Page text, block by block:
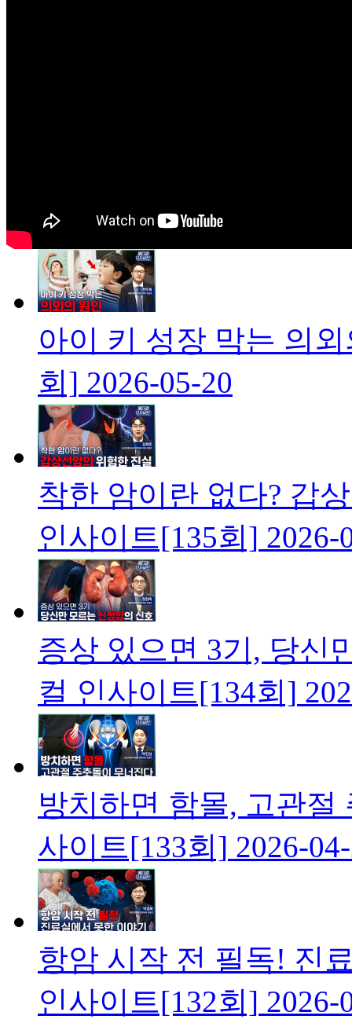
아이 키 성장 막는 의
회] 2026-05-20
착한 암이란 없다? 갑
인사이트[135회] 2026-
증상 있으면 3기, 당신
컬 인사이트[134회]
방치하면 함몰, 고관
사이트[133회] 2026-
항암 시작 전 필독! 진
인사이트[132회] 2026-